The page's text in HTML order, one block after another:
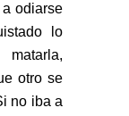
odiarse
lo
otro se
no iba a